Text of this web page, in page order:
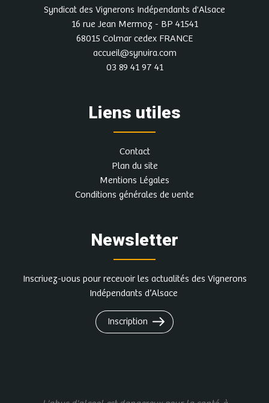
Syndicat des Vignerons Indépendants d'Alsace
16 rue Jean Mermoz - BP 41541
68015 Colmar cedex FRANCE
accueil@synvira.com
03 89 41 97 41
Liens utiles
Contact
Plan du site
Mentions Légales
Conditions générales de vente
Newsletter
Inscrivez-vous pour recevoir les actualités des Vignerons
Indépendants d’Alsace
Inscription